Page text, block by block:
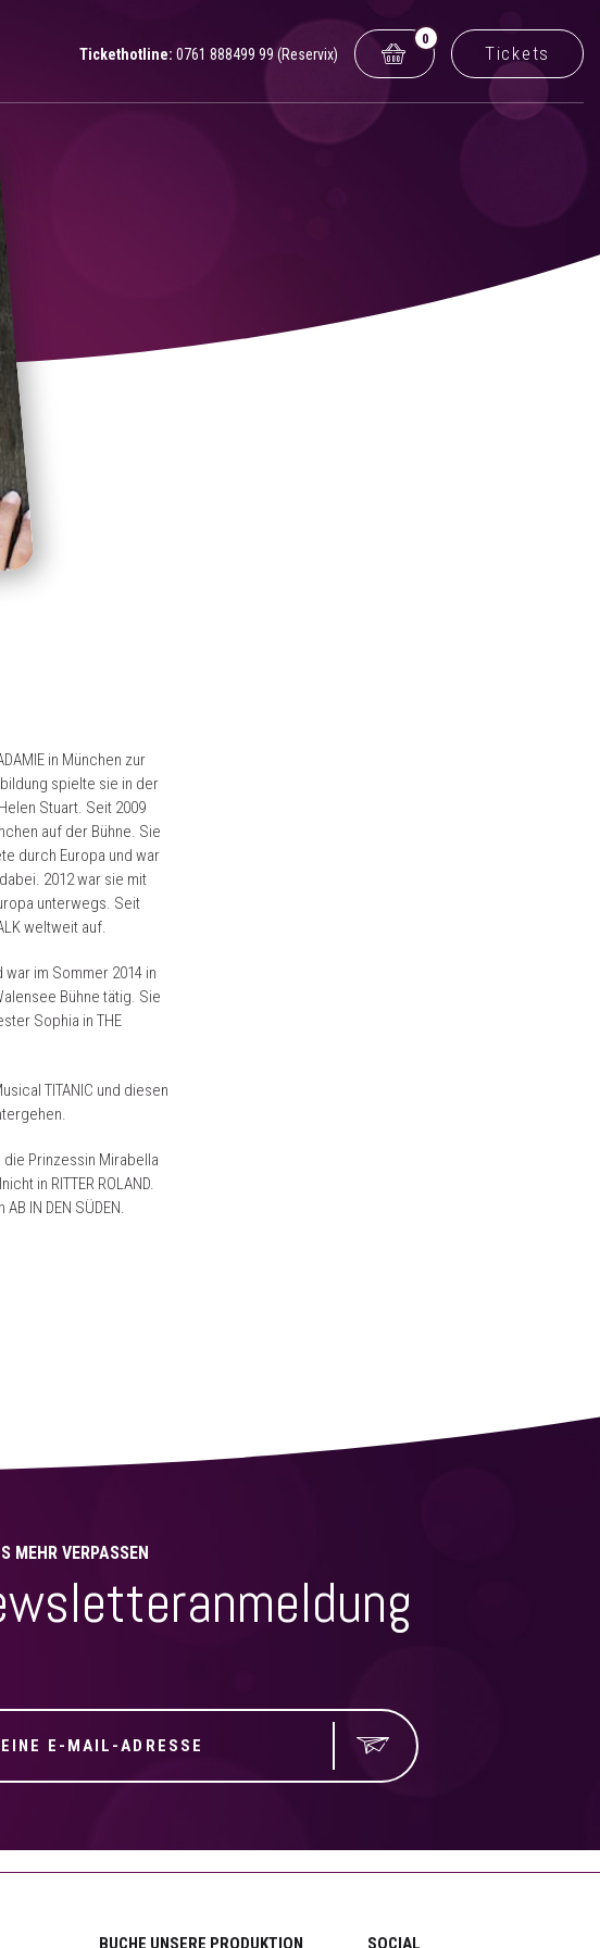
Tickethotline: 0761 888499 99 (Reservix)
0
Tickets
in München zur
spielte sie in der
Stuart. Seit 2009
auf der Bühne. Sie
durch Europa und war
2012 war sie mit
unterwegs. Seit
weltweit auf.
war im Sommer 2014 in
Bühne tätig. Sie
Sophia in THE
TITANIC und diesen
Prinzessin Mirabella
in RITTER ROLAND.
IN DEN SÜDEN.
MEHR VERPASSEN
BUCHE UNSERE PRODUKTION SOCIAL